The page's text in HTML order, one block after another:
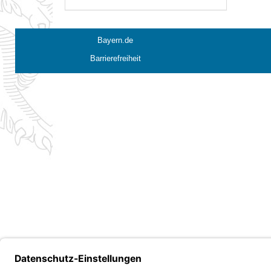
Bayern.de
Barrierefreiheit